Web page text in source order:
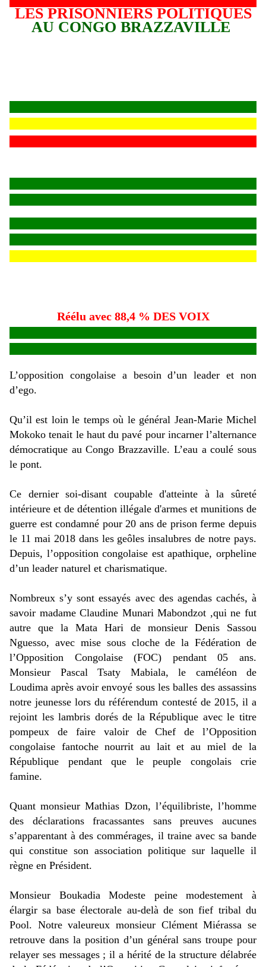
LES PRISONNIERS POLITIQUES
AU CONGO BRAZZAVILLE
Réélu avec 88,4 % DES VOIX
L’opposition congolaise a besoin d’un leader et non
d’ego.
Qu’il est loin le temps où le général Jean-Marie Michel
Mokoko tenait le haut du pavé pour incarner l’alternance
démocratique au Congo Brazzaville. L’eau a coulé sous
le pont.
Ce dernier soi-disant coupable d'atteinte à la sûreté
intérieure et de détention illégale d'armes et munitions de
guerre est condamné pour 20 ans de prison ferme depuis
le 11 mai 2018 dans les geôles insalubres de notre pays.
Depuis, l’opposition congolaise est apathique, orpheline
d’un leader naturel et charismatique.
Nombreux s’y sont essayés avec des agendas cachés, à
savoir madame Claudine Munari Mabondzot ,qui ne fut
autre que la Mata Hari de monsieur Denis Sassou
Nguesso, avec mise sous cloche de la Fédération de
l’Opposition Congolaise (FOC) pendant 05 ans.
Monsieur Pascal Tsaty Mabiala, le caméléon de
Loudima après avoir envoyé sous les balles des assassins
notre jeunesse lors du référendum contesté de 2015, il a
rejoint les lambris dorés de la République avec le titre
pompeux de faire valoir de Chef de l’Opposition
congolaise fantoche nourrit au lait et au miel de la
République pendant que le peuple congolais crie
famine.
Quant monsieur Mathias Dzon, l’équilibriste, l’homme
des déclarations fracassantes sans preuves aucunes
s’apparentant à des commérages, il traine avec sa bande
qui constitue son association politique sur laquelle il
règne en Président.
Monsieur Boukadia Modeste peine modestement à
élargir sa base électorale au-delà de son fief tribal du
Pool. Notre valeureux monsieur Clément Miérassa se
retrouve dans la position d’un général sans troupe pour
relayer ses messages ; il a hérité de la structure délabrée